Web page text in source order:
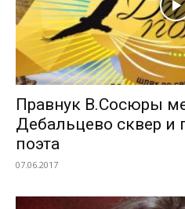
Правнук В.Сосюры
Дебальцево сквер и
поэта
07.06.2017